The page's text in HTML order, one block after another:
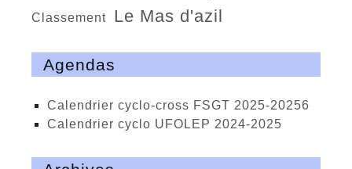
classement Le Mas d'azil
Agendas
calendrier cyclo-cross FSGT 2025-20256
calendrier cyclo UFOLEP 2024-2025